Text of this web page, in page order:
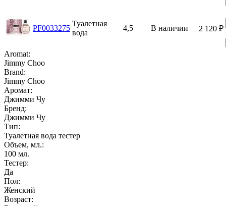
PF0033275
Туалетная
вода
4,5 В наличии 2 120 ₽
Aromat:
Jimmy Choo
Brand:
Jimmy Choo
Аромат:
Джимми Чу
Бренд:
Джимми Чу
Тип:
Туалетная вода тестер
Объем, мл.:
100 мл.
Тестер:
Да
Пол:
Женский
Возраст: